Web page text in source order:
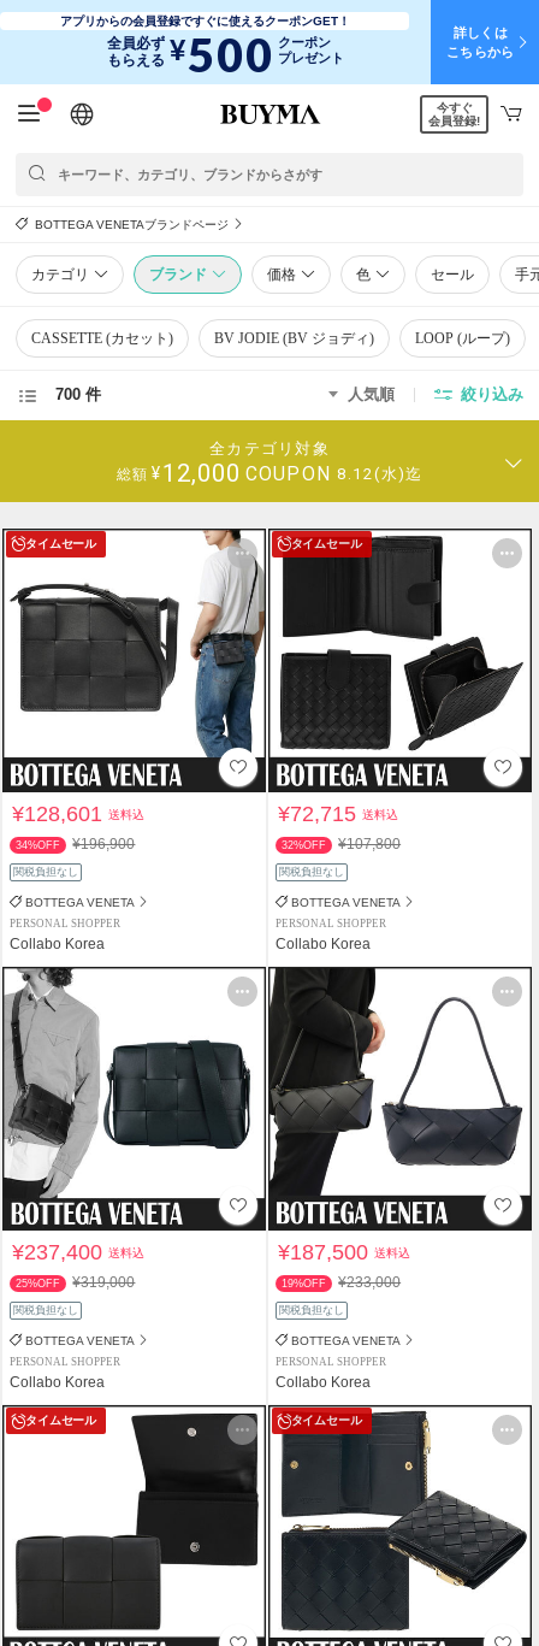
アプリからの会員登録ですぐに使えるクーポンGET！
全員必ず
もらえる ¥500 クーポン
プレゼント
詳しくは
こちらから
日本語
English
简体中文
繁體中文
今すぐ
会員登録!
BOTTEGA VENETAブランドページ
カテゴリ ブランド 価格 色 セール 手
CASSETTE (カセット) BV JODIE (BV ジョディ) LOOP (ループ)
700 件 人気順 絞り込み
全カテゴリ対象
総額 ¥12,000 COUPON 8.12(水)迄
タイムセール
¥128,601送料込
34%OFF ¥196,900
関税負担なし
BOTTEGA VENETA
PERSONAL SHOPPER
Collabo Korea
タイムセール
¥72,715送料込
32%OFF ¥107,800
関税負担なし
BOTTEGA VENETA
PERSONAL SHOPPER
Collabo Korea
¥237,400送料込
25%OFF ¥319,000
関税負担なし
BOTTEGA VENETA
PERSONAL SHOPPER
Collabo Korea
¥187,500送料込
19%OFF ¥233,000
関税負担なし
BOTTEGA VENETA
PERSONAL SHOPPER
Collabo Korea
タイムセール タイムセール